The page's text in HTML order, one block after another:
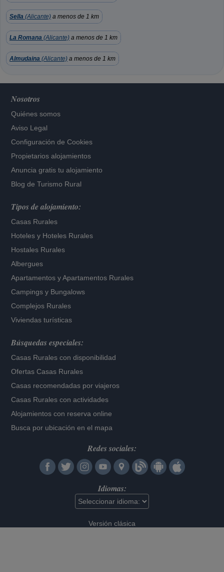
Sella (Alicante) a menos de 1 km
La Romana (Alicante) a menos de 1 km
Almudaina (Alicante) a menos de 1 km
Nosotros
Quiénes somos
Aviso Legal
Configuración de Cookies
Propietarios alojamientos
Anuncia gratis tu alojamiento
Blog de Turismo Rural
Tipos de alojamiento:
Casas Rurales
Hoteles y Hoteles Rurales
Hostales Rurales
Albergues
Apartamentos yApartamentos Rurales
Campings y Bungalows
Complejos Rurales
Viviendas turísticas
Búsquedas especiales:
Casas Rurales con disponibilidad
Ofertas Casas Rurales
Casas recomendadas por viajeros
Casas Rurales con actividades
Alojamientos con reserva online
Busca por ubicación en el mapa
Redes sociales:
Idiomas:
Versión clásica